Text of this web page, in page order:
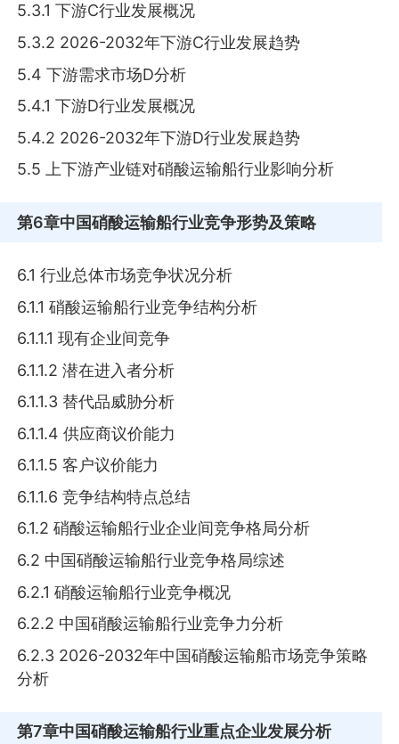
5.3.1 下游C行业发展概况
5.3.2 2026-2032年下游C行业发展趋势
5.4 下游需求市场D分析
5.4.1 下游D行业发展概况
5.4.2 2026-2032年下游D行业发展趋势
5.5 上下游产业链对硝酸运输船行业影响分析
第6章中国硝酸运输船行业竞争形势及策略
6.1 行业总体市场竞争状况分析
6.1.1 硝酸运输船行业竞争结构分析
6.1.1.1 现有企业间竞争
6.1.1.2 潜在进入者分析
6.1.1.3 替代品威胁分析
6.1.1.4 供应商议价能力
6.1.1.5 客户议价能力
6.1.1.6 竞争结构特点总结
6.1.2 硝酸运输船行业企业间竞争格局分析
6.2 中国硝酸运输船行业竞争格局综述
6.2.1 硝酸运输船行业竞争概况
6.2.2 中国硝酸运输船行业竞争力分析
6.2.3 2026-2032年中国硝酸运输船市场竞争策略
分析
第7章中国硝酸运输船行业重点企业发展分析